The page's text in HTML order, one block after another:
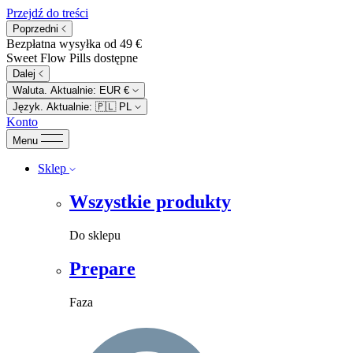
Przejdź do treści
Poprzedni
Bezpłatna wysyłka od 49 €
Sweet Flow Pills dostępne
Dalej
Waluta. Aktualnie:
EUR €
Język. Aktualnie: 🇵🇱 PL
Konto
Menu
Sklep
Wszystkie produkty
Do sklepu
Prepare
Faza